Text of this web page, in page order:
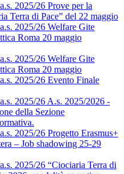
2025/26 Prove per la
Terra di Pace” del 22 maggio
2025/26 Welfare Gite
Roma 20 maggio
2025/26 Welfare Gite
Roma 20 maggio
2025/26 Evento Finale
2025/26 A.s. 2025/2026 -
della Sezione
2025/26 Progetto Erasmus+
– Job shadowing 25-29
2025/26 “Ciociaria Terra di